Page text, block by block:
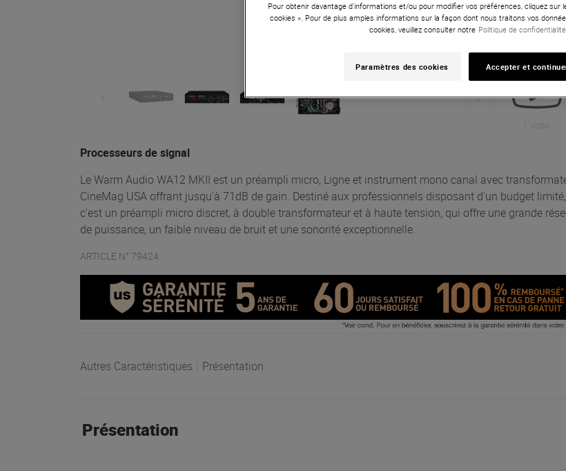
1 vidéo
Processeurs de signal
Le Warm Audio WA12 MKII est un préampli micro, Ligne et instrument mono canal avec
CineMag USA offrant jusqu'à 71dB de gain. Destiné aux professionnels disposant d'un budget limité,
c'est un préampli micro discret, à double transformateur et à haute tension, qui offre une grande
de puissance, un faible niveau de bruit et une sonorité exceptionnelle.
ARTICLE N° 79424
Autres Caractéristiques Présentation
Présentation
Pour obtenir davantage d'informations et/ou pour modifier vos préférences, cliquez sur
cookies ». Pour de plus amples informations sur la façon dont nous traitons vos
cookies, veuillez consulter notre Politique de
Paramètres des cookies Accepter et